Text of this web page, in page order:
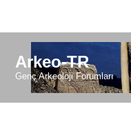
Arkeo-TR
Genç Arkeoloji Forumları